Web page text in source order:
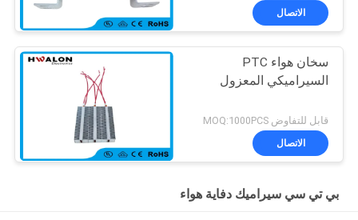
الاتصال
سخان هواء PTC
السيراميكي المعزول
قابل للتفاوض MOQ:1000PCS
الاتصال
بي تي سي سيراميك دفاية هواء